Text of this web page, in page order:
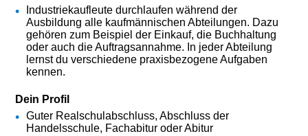
Industriekaufleute durchlaufen während der
Ausbildung alle kaufmännischen Abteilungen. Dazu
gehören zum Beispiel der Einkauf, die Buchhaltung
oder auch die Auftragsannahme. In jeder Abteilung
lernst du verschiedene praxisbezogene Aufgaben
kennen.
Dein Profil
Guter Realschulabschluss, Abschluss der
Handelsschule, Fachabitur oder Abitur